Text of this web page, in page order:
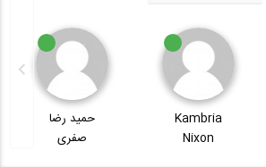
Kambria
Nixon
حمید رضا
صفری